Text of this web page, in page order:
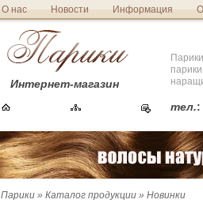
О нас Новости Информация
Интернет-магазин
тел.:
Парики » Каталог продукции » Новинки